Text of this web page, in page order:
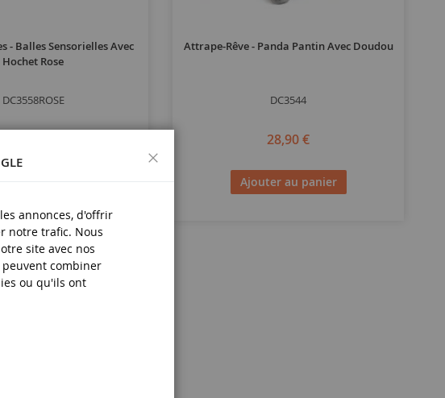
- Balles Sensorielles Avec
Hochet Rose
DC3558ROSE
Attrape-Rêve - Panda Pantin Avec Doudou
DC3544
28,90 €
Ajouter au panier
annonces, d'offrir
notre trafic. Nous
site avec nos
combiner
ou qu'ils ont